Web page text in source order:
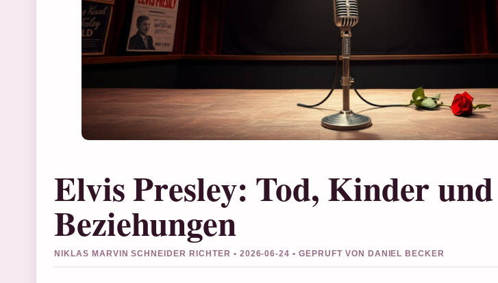
Elvis Presley: Tod, Kinder und
Beziehungen
NIKLAS MARVIN SCHNEIDER RICHTER • 2026-06-24 • GEPRUFT VON DANIEL BECKER